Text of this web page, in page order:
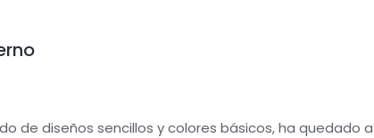
de diseños sencillos y colores básicos, ha quedado